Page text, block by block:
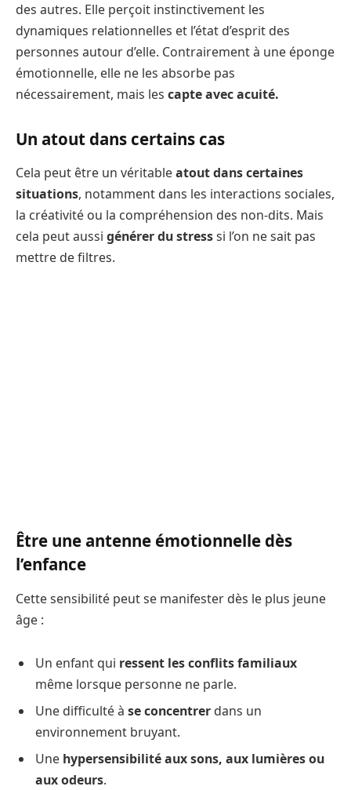
des autres. Elle perçoit instinctivement les
dynamiques relationnelles et l’état d’esprit des
personnes autour d’elle. Contrairement à une éponge
émotionnelle, elle ne les absorbe pas
nécessairement, mais les capteavec acuité.
Un atout dans certains cas
Cela peut être un véritableatout dans certaines
situations, notamment dans les interactions sociales,
la créativité ou la compréhension des non-dits. Mais
cela peut aussi générer du stresssi l’on ne sait pas
mettre de filtres.
Être une antenne émotionnelle dès
l’enfance
Cette sensibilité peut se manifester dès le plus jeune
âge :
Un enfant qui ressent les conflits familiaux
même lorsque personne ne parle.
Une difficulté à se concentrer dans un
environnement bruyant.
Une hypersensibilité aux sons, aux lumières ou
aux odeurs.